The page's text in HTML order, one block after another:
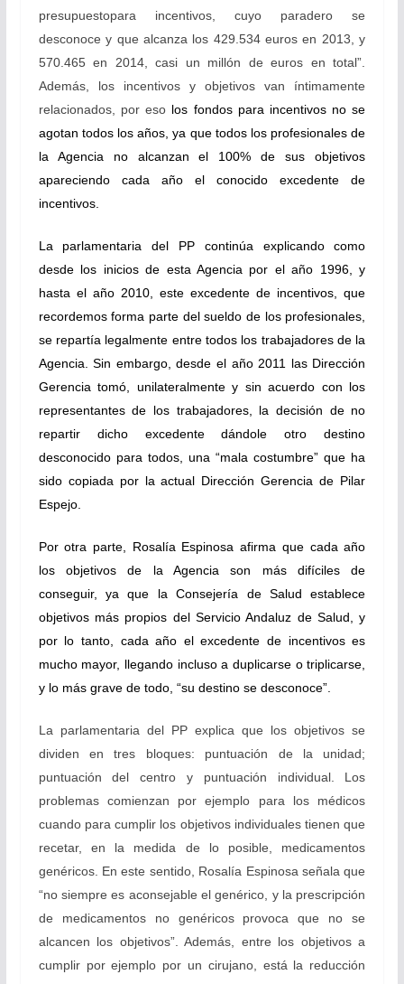
presupuestopara incentivos, cuyo paradero se
desconoce y que alcanza los 429.534 euros en 2013, y
570.465 en 2014, casi un millón de euros en total”.
Además, los incentivos y objetivos van íntimamente
relacionados, por eso los fondos para incentivos no se
agotan todos los años, ya que todos los profesionales de
la Agencia no alcanzan el 100% de sus objetivos
apareciendo cada año el conocido excedente de
incentivos.
La parlamentaria del PP continúa explicando como
desde los inicios de esta Agencia por el año 1996, y
hasta el año 2010, este excedente de incentivos, que
recordemos forma parte del sueldo de los profesionales,
se repartía legalmente entre todos los trabajadores de la
Agencia. Sin embargo, desde el año 2011 las Dirección
Gerencia tomó, unilateralmente y sin acuerdo con los
representantes de los trabajadores, la decisión de no
repartir dicho excedente dándole otro destino
desconocido para todos, una “mala costumbre” que ha
sido copiada por la actual Dirección Gerencia de Pilar
Espejo.
Por otra parte, Rosalía Espinosa afirma que cada año
los objetivos de la Agencia son más difíciles de
conseguir, ya que la Consejería de Salud establece
objetivos más propios del Servicio Andaluz de Salud, y
por lo tanto, cada año el excedente de incentivos es
mucho mayor, llegando incluso a duplicarse o triplicarse,
y lo más grave de todo, “su destino se desconoce”.
La parlamentaria del PP explica que los objetivos se
dividen en tres bloques: puntuación de la unidad;
puntuación del centro y puntuación individual. Los
problemas comienzan por ejemplo para los médicos
cuando para cumplir los objetivos individuales tienen que
recetar, en la medida de lo posible, medicamentos
genéricos. En este sentido, Rosalía Espinosa señala que
“no siempre es aconsejable el genérico, y la prescripción
de medicamentos no genéricos provoca que no se
alcancen los objetivos”. Además, entre los objetivos a
cumplir por ejemplo por un cirujano, está la reducción